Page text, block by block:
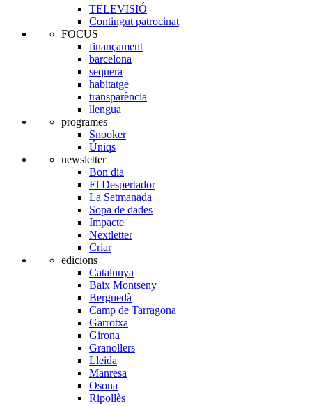
TELEVISIÓ
Contingut patrocinat
FOCUS
finançament
barcelona
sequera
habitatge
transparència
llengua
programes
Snooker
Úniqs
newsletter
Bon dia
El Despertador
La Setmanada
Sopa de dades
Impacte
Nextletter
Criar
edicions
Catalunya
Baix Montseny
Berguedà
Camp de Tarragona
Garrotxa
Girona
Granollers
Lleida
Manresa
Osona
Ripollès